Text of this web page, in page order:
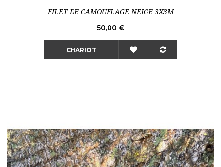
FILET DE CAMOUFLAGE NEIGE 3X3M
Prix
50,00 €
CHARIOT